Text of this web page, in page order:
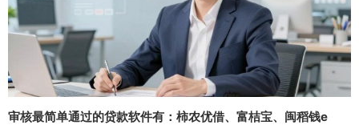
审核最简单通过的贷款软件有：柿农优借、富桔宝、闽稻钱e